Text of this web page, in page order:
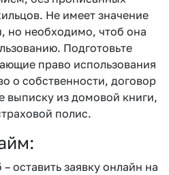
Не имеет значение
но необходимо, чтоб она
Подготовьте
право использования
о собственности, договор
выписку из домовой книги,
полис.
оставить заявку онлайн на